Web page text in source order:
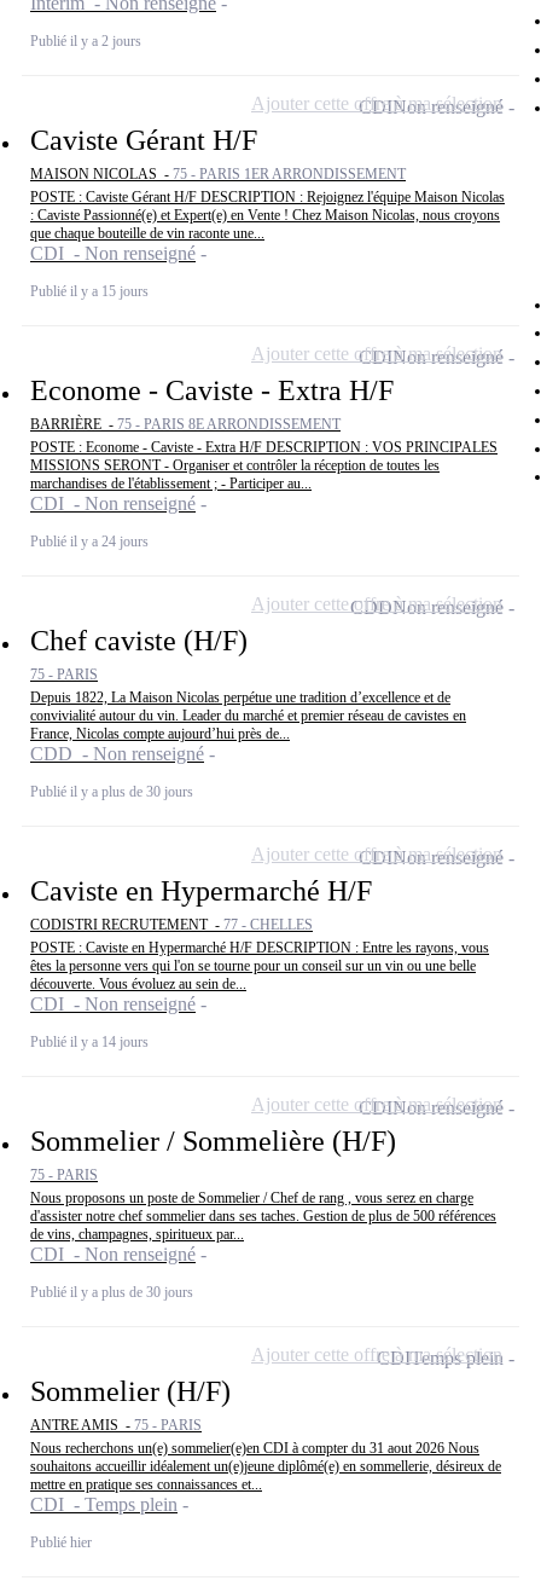
Publié il y a 2 jours
Caviste Gérant H/F
MAISON NICOLAS - 75 - PARIS 1ER ARRONDISSEMENT
POSTE : Caviste Gérant H/F DESCRIPTION : Rejoignez l'équipe Maison Nicolas
: Caviste Passionné(e) et Expert(e) en Vente ! Chez Maison Nicolas, nous croyons
que chaque bouteille de vin raconte une...
CDI - Non renseigné
Publié il y a 15 jours
CDINon renseigné
Ajouter cette offre à ma sélection
Econome - Caviste - Extra H/F
BARRIÈRE - 75 - PARIS 8E ARRONDISSEMENT
POSTE : Econome - Caviste - Extra H/F DESCRIPTION : VOS PRINCIPALES
MISSIONS SERONT - Organiser et contrôler la réception de toutes les
marchandises de l'établissement ; - Participer au...
CDI - Non renseigné
Publié il y a 24 jours
CDINon renseigné
Ajouter cette offre à ma sélection
Chef caviste (H/F)
75 - PARIS
Depuis 1822, La Maison Nicolas perpétue une tradition d’excellence et de
convivialité autour du vin. Leader du marché et premier réseau de cavistes en
France, Nicolas compte aujourd’hui près de...
CDD - Non renseigné
Publié il y a plus de 30 jours
CDDNon renseigné
Ajouter cette offre à ma sélection
Caviste en Hypermarché H/F
CODISTRI RECRUTEMENT - 77 - CHELLES
POSTE : Caviste en Hypermarché H/F DESCRIPTION : Entre les rayons, vous
êtes la personne vers qui l'on se tourne pour un conseil sur un vin ou une belle
découverte. Vous évoluez au sein de...
CDI - Non renseigné
Publié il y a 14 jours
CDINon renseigné
Ajouter cette offre à ma sélection
Sommelier / Sommelière (H/F)
75 - PARIS
Nous proposons un poste de Sommelier / Chef de rang , vous serez en charge
d'assister notre chef sommelier dans ses taches. Gestion de plus de 500 références
de vins, champagnes, spiritueux par...
CDI - Non renseigné
Publié il y a plus de 30 jours
CDINon renseigné
Ajouter cette offre à ma sélection
Sommelier (H/F)
ANTRE AMIS - 75 - PARIS
Nous recherchons un(e) sommelier(e)en CDI à compter du 31 aout 2026 Nous
souhaitons accueillir idéalement un(e)jeune diplômé(e) en sommellerie, désireux de
mettre en pratique ses connaissances et...
CDI - Temps plein
Publié hier
CDITemps plein
Ajouter cette offre à ma sélection